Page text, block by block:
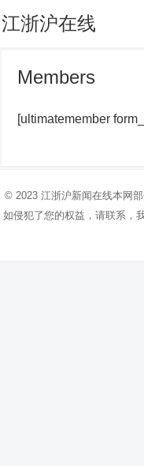
江浙沪在线
Members
[ultimatemember
© 2023 江浙沪新闻在线本网
如侵犯了您的权益，请联系，